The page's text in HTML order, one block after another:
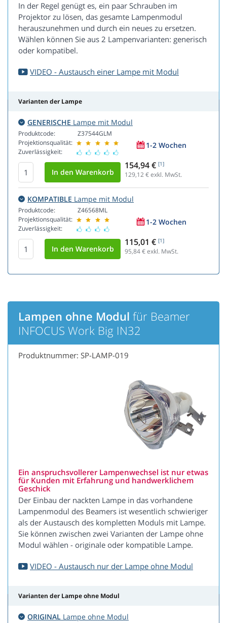
In der Regel genügt es, ein paar Schrauben im
Projektor zu lösen, das gesamte Lampenmodul
herauszunehmen und durch ein neues zu ersetzen.
Wählen können Sie aus 2 Lampenvarianten: generisch
oder kompatibel.
VIDEO - Austausch einer Lampe mit Modul
Varianten der Lampe
GENERISCHE Lampe mit Modul
Produktcode:
Projektionsqualität:
Zuverlässigkeit:
Z37544GLM
1-2 Wochen
154,94 € [1]
129,12€ exkl. MwSt.
KOMPATIBLE Lampe mit Modul
Produktcode:
Projektionsqualität:
Zuverlässigkeit:
Z46568ML
1-2 Wochen
115,01 € [1]
95,84€ exkl. MwSt.
Lampen ohne Modul für Beamer
INFOCUS Work Big IN32
Produktnummer: SP-LAMP-019
Ein anspruchsvollerer Lampenwechsel ist nur etwas
für Kunden mit Erfahrung und handwerklichem
Geschick
Der Einbau der nackten Lampe in das vorhandene
Lampenmodul des Beamers ist wesentlich schwieriger
als der Austausch des kompletten Moduls mit Lampe.
Sie können zwischen zwei Varianten der Lampe ohne
Modul wählen - originale oder kompatible Lampe.
VIDEO - Austausch nur der Lampe ohne Modul
Varianten der Lampe ohne Modul
ORIGINAL Lampe ohne Modul